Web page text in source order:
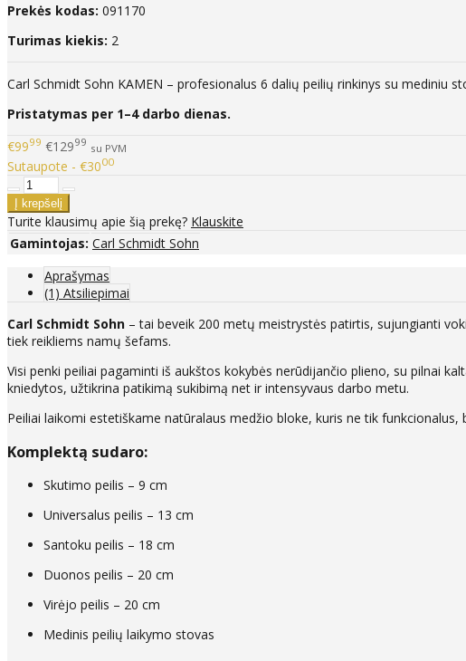
Prekės kodas: 091170
Turimas kiekis: 2
Carl Schmidt Sohn KAMEN – profesionalus 6 dalių peilių rinkinys su mediniu
Pristatymas per 1–4 darbo dienas.
€9999 €12999 su PVM
Sutaupote - €3000
Turite klausimų apie šią prekę? Klauskite
Gamintojas: Carl Schmidt Sohn
Aprašymas
(1) Atsiliepimai
Carl Schmidt Sohn – tai beveik 200 metų meistrystės patirtis, sujungianti
tiek reikliems namų šefams.
Visi penki peiliai pagaminti iš aukštos kokybės nerūdijančio plieno, su pilnai
kniedytos, užtikrina patikimą sukibimą net ir intensyvaus darbo metu.
Peiliai laikomi estetiškame natūralaus medžio bloke, kuris ne tik funkcionalus,
Komplektą sudaro:
Skutimo peilis – 9 cm
Universalus peilis – 13 cm
Santoku peilis – 18 cm
Duonos peilis – 20 cm
Virėjo peilis – 20 cm
Medinis peilių laikymo stovas